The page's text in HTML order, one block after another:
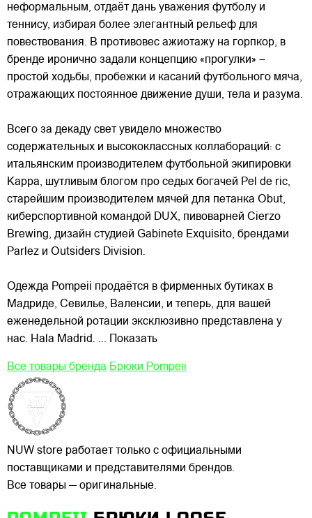
неформальным, отдаёт дань уважения футболу и
теннису, избирая более элегантный рельеф для
повествования. В противовес ажиотажу на горпкор, в
бренде иронично задали концепцию «прогулки» –
простой ходьбы, пробежки и касаний футбольного мяча,
отражающих постоянное движение души, тела и разума.
Всего за декаду свет увидело множество
содержательных и высококлассных коллабораций: с
итальянским производителем футбольной экипировки
Kappa, шутливым блогом про седых богачей Pel de ric,
старейшим производителем мячей для петанка Obut,
киберспортивной командой DUX, пивоварней Cierzo
Brewing, дизайн студией Gabinete Exquisito, брендами
Parlez и Outsiders Division.
Одежда Pompeii продаётся в фирменных бутиках в
Мадриде, Севилье, Валенсии, и теперь, для вашей
еженедельной ротации эксклюзивно представлена у
нас. Hala Madrid. ... Показать
Все товары бренда Брюки Pompeii
NUW store работает только с официальными
поставщиками и представителями брендов.
Все товары — оригинальные.